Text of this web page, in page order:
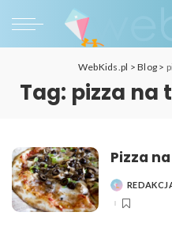
WebKids.pl >Blog >
Tag: pizza na
Pizza
POSTED